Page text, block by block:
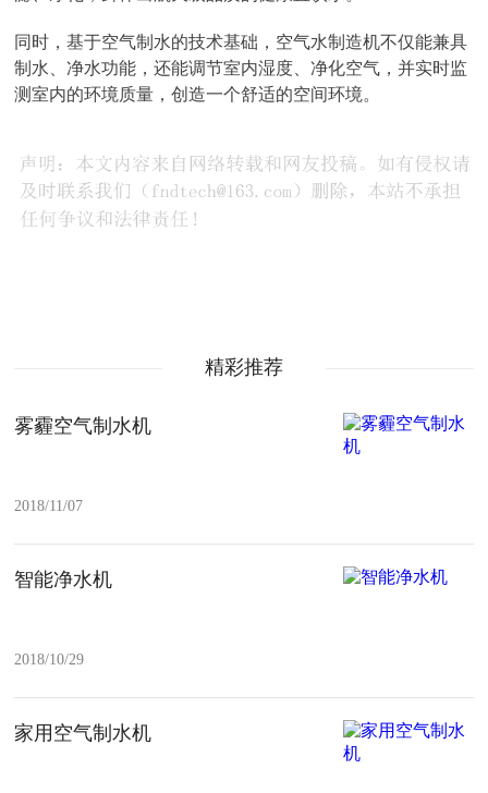
同时，基于空气制水的技术基础，空气水制造机不仅能兼具
制水、净水功能，还能调节室内湿度、净化空气，并实时监
测室内的环境质量，创造一个舒适的空间环境。
精彩推荐
雾霾空气制水机
2018/11/07
智能净水机
2018/10/29
家用空气制水机